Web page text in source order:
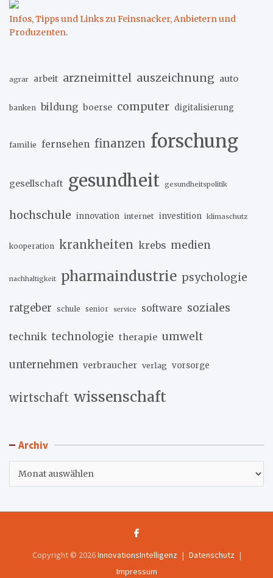
Infos, Tipps und Links zu Feinsnacker, Anbietern und
Produzenten.
agrar arbeit arzneimittel auszeichnung auto
banken bildung boerse computer digitalisierung
familie fernsehen finanzen forschung
gesellschaft gesundheit gesundheitspolitik
hochschule innovation internet investition klimaschutz
kooperation krankheiten krebs medien
nachhaltigkeit pharmaindustrie psychologie
ratgeber schule senior service software soziales
technik technologie therapie umwelt
unternehmen verbraucher verlag vorsorge
wirtschaft wissenschaft
Archiv
Copyright © 2026InnovationsIntelligenz
Datenschutz
Impressum